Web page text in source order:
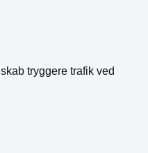
tryggere trafik ved